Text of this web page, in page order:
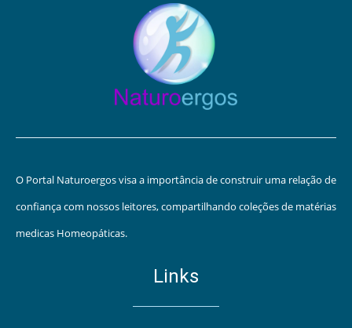
O Portal Naturoergos visa a importância de construir uma relação de
confiança com nossos leitores, compartilhando coleções de matérias
medicas Homeopáticas.
Links